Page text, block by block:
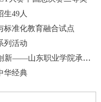
生49人
标准化教育融合试点
列活动
聚力阅读体系构建，深挖AI应用创新——山东职业学院承办2026年山东省高职院校图书馆工作会议
华经典